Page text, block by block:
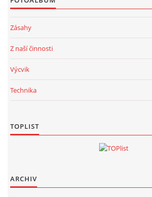
Zásahy
Z naší činnosti
Výcvik
Technika
TOPLIST
ARCHIV